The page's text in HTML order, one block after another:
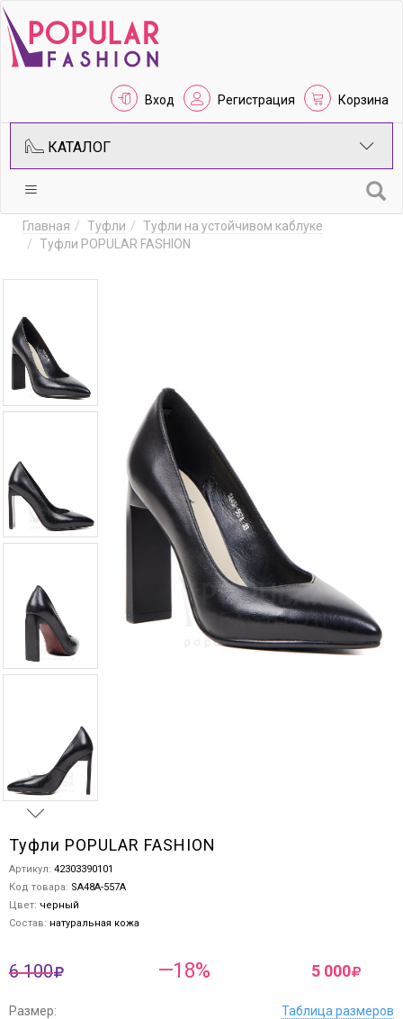
Вход Регистрация Корзина
КАТАЛОГ
Главная Туфли
Туфли на устойчивом каблуке
Туфли POPULAR FASHION
Туфли POPULAR FASHION
Артикул: 42303390101
Код товара: SA48A-557A
Цвет: черный
Состав: натуральная кожа
6 100 —18% 5 000
Размер:
Таблица размеров